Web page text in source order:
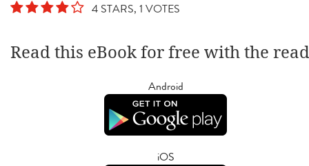
4 STARS, 1 VOTES
Read this eBook for free with the
Android
iOS